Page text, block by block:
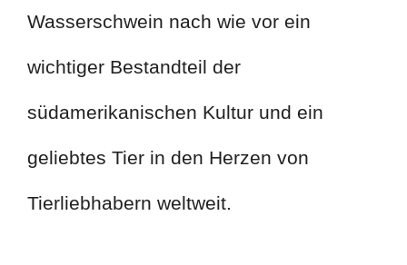
Wasserschwein nach wie vor ein
wichtiger Bestandteil der
südamerikanischen Kultur und ein
geliebtes Tier in den Herzen von
Tierliebhabern weltweit.